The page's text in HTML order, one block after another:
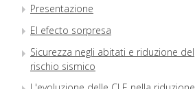
Presentazione
El efecto sorpresa
Sicurezza negli abitati e riduzione del
rischio sismico